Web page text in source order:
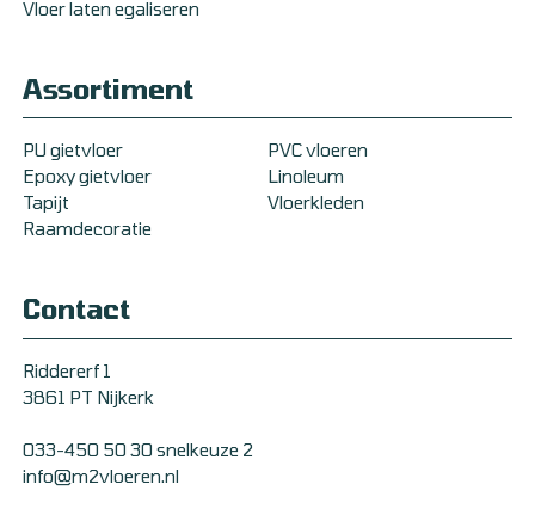
Vloer laten egaliseren
Assortiment
PU gietvloer
PVC vloeren
Epoxy gietvloer
Linoleum
Tapijt
Vloerkleden
Raamdecoratie
Contact
Riddererf 1
3861 PT Nijkerk
033-450 50 30 snelkeuze 2
info@m2vloeren.nl